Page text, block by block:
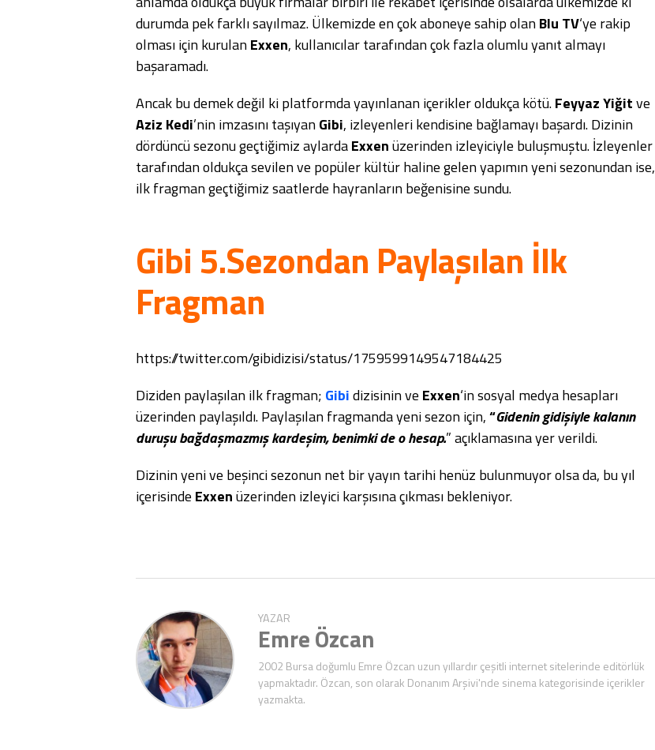
durumda pek farklı sayılmaz. Ülkemizde en çok aboneye sahip olanBlu TV‘ye rakip
olması için kurulanExxen, kullanıcılar tarafından çok fazla olumlu yanıt almayı
başaramadı.
Ancak bu demek değil ki platformda yayınlanan içerikler oldukça kötü.Feyyaz Yiğitve
Aziz Kedi’nin imzasını taşıyanGibi, izleyenleri kendisine bağlamayı başardı. Dizinin
dördüncü sezonu geçtiğimiz aylardaExxenüzerinden izleyiciyle buluşmuştu. İzleyenler
tarafından oldukça sevilen ve popüler kültür haline gelen yapımın yeni sezonundan ise,
ilk fragman geçtiğimiz saatlerde hayranların beğenisine sundu.
Gibi 5.Sezondan Paylaşılan İlk
Fragman
https://twitter.com/gibidizisi/status/1759599149547184425
Diziden paylaşılan ilk fragman; Gibidizisinin ve Exxen‘in sosyal medya hesapları
üzerinden paylaşıldı. Paylaşılan fragmanda yeni sezon için,“Gidenin gidişiyle kalanın
duruşu bağdaşmazmış kardeşim, benimki de o hesap.” açıklamasına yer verildi.
Dizinin yeni ve beşinci sezonun net bir yayın tarihi henüz bulunmuyor olsa da, bu yıl
içerisinde Exxenüzerinden izleyici karşısına çıkması bekleniyor.
YAZAR
Emre Özcan
2002 Bursa doğumlu Emre Özcan uzun yıllardır çeşitli internet sitelerinde editörlük
yapmaktadır. Özcan, son olarak Donanım Arşivi'nde sinema kategorisinde içerikler
yazmakta.